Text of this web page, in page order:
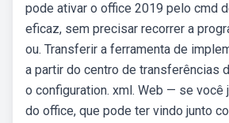
pode ativar o office 2019 pelo cmd
eficaz, sem precisar recorrer a
ou. Transferir a ferramenta de
a partir do centro de transferências
o configuration. xml. Web — se você
do office, que pode ter vindo junto